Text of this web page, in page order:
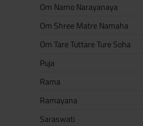
Om Namo Narayanaya
Om Shree Matre Namaha
Om Tare Tuttare Ture Soha
Puja
Rama
Ramayana
Saraswati